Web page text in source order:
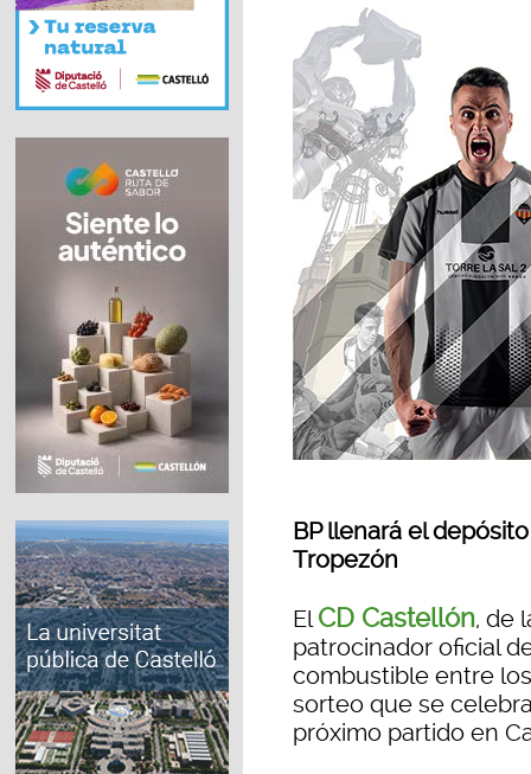
BP llenará el
Tropezón
ElCD Castellón, de
patrocinador oficial
combustible entre
sorteo que se
próximo partido en